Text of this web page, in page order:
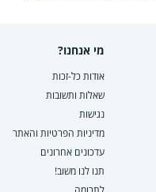
מי אנחנו?
אודות כל-זכות
שאלות ותשובות
נגישות
מדיניות הפרטיות והאתר
עדכונים אחרונים
תנו לנו משוב!